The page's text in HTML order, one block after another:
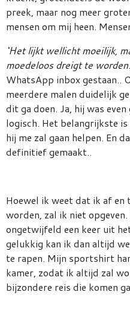
preek, maar nog meer
mensen om mij heen.
‘Het lijkt wellicht moeilijk,
moedeloos dreigt te
WhatsApp inbox gestaan..
meerdere malen duidelijk
dit ga doen. Ja, hij was
logisch. Het belangrijkste
hij me zal gaan helpen. En
definitief gemaakt..
Hoewel ik weet dat ik af en
worden, zal ik niet
ongetwijfeld een keer uit
gelukkig kan ik dan altijd
te rapen. Mijn sportshirt
kamer, zodat ik altijd zal
bijzondere reis die komen